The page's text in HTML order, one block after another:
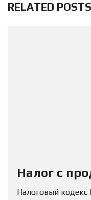
RELATED POSTS
Налог с
Налоговый кодекс